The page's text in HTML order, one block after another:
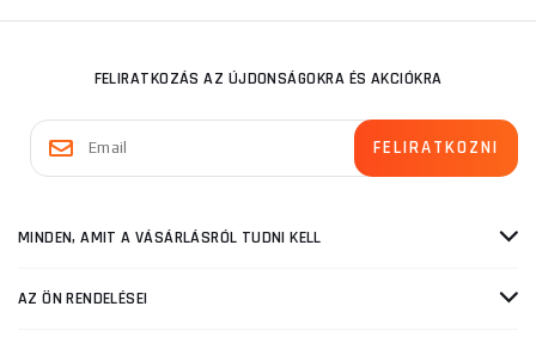
FELIRATKOZÁS AZ ÚJDONSÁGOKRA ÉS AKCIÓKRA
MINDEN, AMIT A VÁSÁRLÁSRÓL TUDNI KELL
AZ ÖN RENDELÉSEI